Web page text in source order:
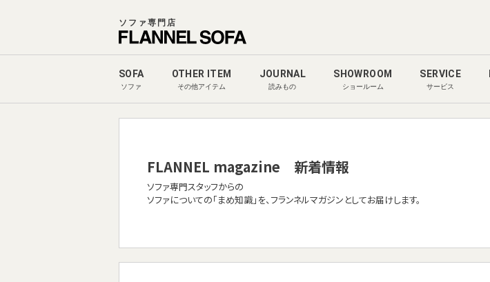
ソファ専門店
SOFA
ソファ
OTHER ITEM
その他アイテム
JOURNAL
読みもの
SHOWROOM
ショールーム
SERVICE
サービス
FLANNEL magazine 新着情報
ソファ専門スタッフからの
ソファについての「まめ知識」を、フランネルマガジンとしてお届けします。